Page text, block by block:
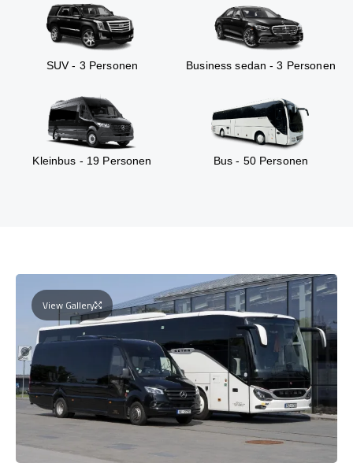
SUV - 3 Personen Business sedan - 3 Personen
Kleinbus - 19 Personen Bus - 50 Personen
View Gallery